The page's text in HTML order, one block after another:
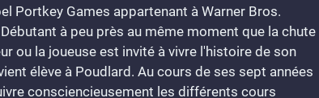
Portkey Games appartenant à Warner Bros.
à peu près au même moment que la chute
ou la joueuse est invité à vivre l'histoire de son
élève à Poudlard. Au cours de ses sept années
consciencieusement les différents cours